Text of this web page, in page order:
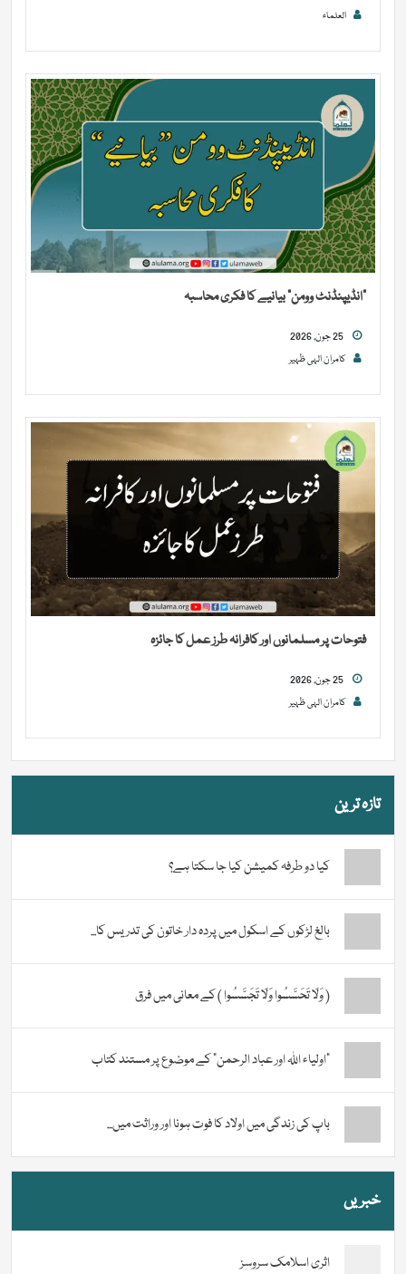
العلماء
“انڈیپنڈنٹ وومن” بیانیے کا فکری محاسبہ
کامران الہی ظہیر
فتوحات پر مسلمانوں اور کافرانہ طرز عمل کا جائزہ
کامران الہی ظہیر
تازہ ترین
کیا دو طرفہ کمیشن کیا جا سکتا ہے؟
بالغ لڑکوں کے اسکول میں پردہ دار خاتون کی تدریس کا...
( وَلَا تَحَسَّسُوا وَلَا تَجَسَّسُوا ) کے معانی میں فرق
“اولیاء اللہ اور عباد الرحمن” کے موضوع پر مستند کتاب
باپ کی زندگی میں اولاد کا فوت ہونا اور وراثت میں...
خبریں
اثری اسلامک سروسز